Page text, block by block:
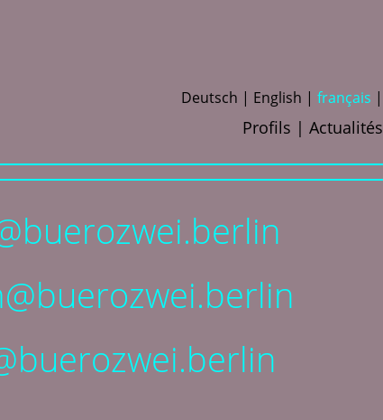
Deutsch English français
Profils Actualités